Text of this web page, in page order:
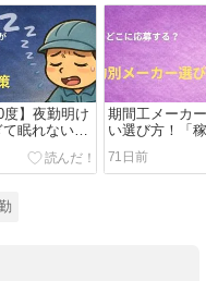
度】夜勤明け
眠れない！
昼間のガチ
期間工メーカ
い選び方！「
「体力が不安
すすめ正解ル
71日前